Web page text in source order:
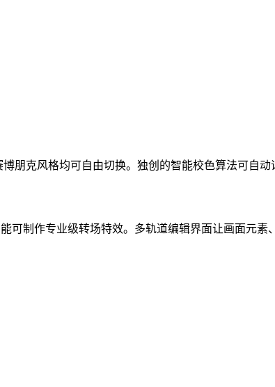
朋克风格均可自由切换。独创的智能校色算法可自
可制作专业级转场特效。多轨道编辑界面让画面元素